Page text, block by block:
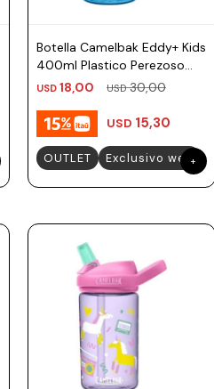
Botella Camelbak Eddy+ Kids
400ml Plastico Perezoso
Espacial
USD 18,00 USD 30,00
USD 15,30
OUTLET Exclusivo web